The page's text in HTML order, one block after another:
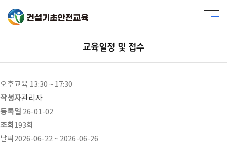
교육일정 및 접수
오후교육 13:30 ~ 17:30
작성자관리자
등록일 26-01-02
조회 193회
날짜2026-06-22 ~ 2026-06-26